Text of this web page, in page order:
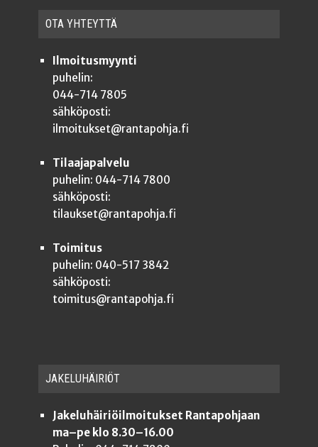
OTA YHTEYT­TÄ
Ilmoitusmyynti
puhelin:
044-714 7805
sähköposti:
ilmoitukset@rantapohja.fi
Tilaajapalvelu
puhelin: 044-714 7800
sähköposti:
tilaukset@rantapohja.fi
Toimitus
puhelin: 040-517 3842
sähköposti:
toimitus@rantapohja.fi
JAKE­LU­HÄI­RIÖT
Jakeluhäiriöilmoitukset Rantapohjaan
ma–pe klo 8.30–16.00